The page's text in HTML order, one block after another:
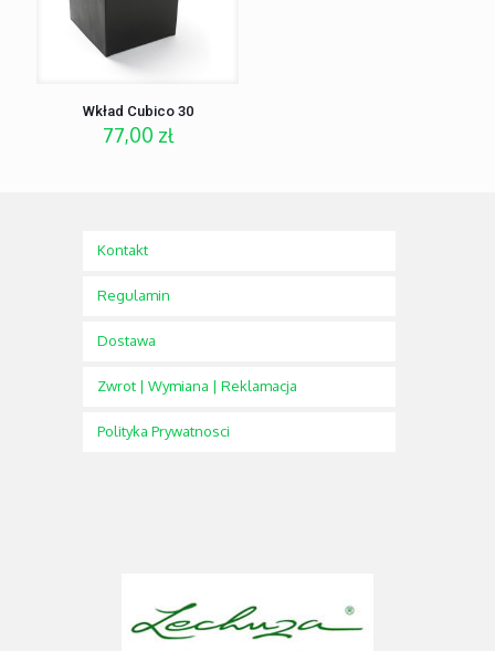
Wkład Cubico 30
77,00 zł
Kontakt
Regulamin
Dostawa
Zwrot | Wymiana | Reklamacja
Polityka Prywatnosci